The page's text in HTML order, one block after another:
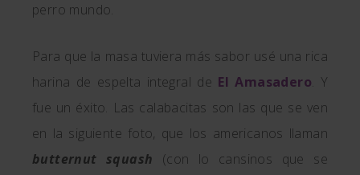
perro mundo.
Para que la masa tuviera más sabor usé una rica
harina de espelta integral de El Amasadero. Y
fue un éxito. Las calabacitas son las que se ven
en la siguiente foto, que los americanos llaman
butternut squash (con lo cansinos que se